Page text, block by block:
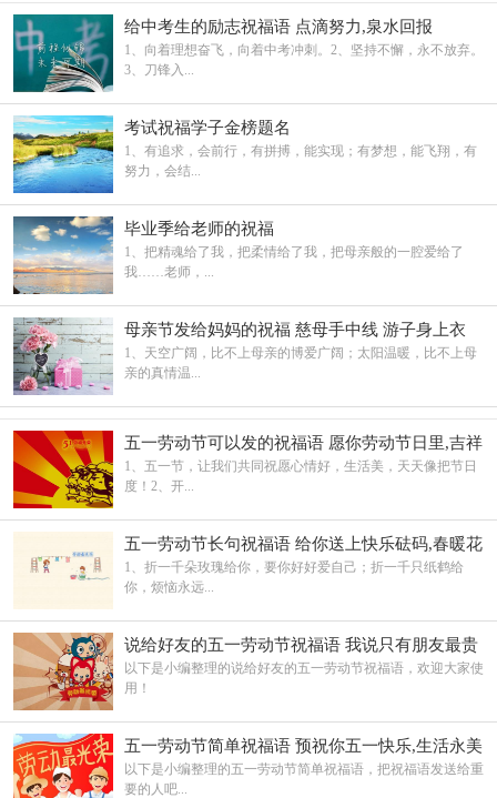
给中考生的励志祝福语 点滴努力,泉水回报
1、向着理想奋飞，向着中考冲刺。2、坚持不懈，永不放弃。
3、刀锋入...
考试祝福学子金榜题名
1、有追求，会前行，有拼搏，能实现；有梦想，能飞翔，有
努力，会结...
毕业季给老师的祝福
1、把精魂给了我，把柔情给了我，把母亲般的一腔爱给了
我……老师，...
母亲节发给妈妈的祝福 慈母手中线 游子身上衣
1、天空广阔，比不上母亲的博爱广阔；太阳温暖，比不上母
亲的真情温...
五一劳动节可以发的祝福语 愿你劳动节日里,吉祥
快乐身边绕
1、五一节，让我们共同祝愿心情好，生活美，天天像把节日
度！2、开...
五一劳动节长句祝福语 给你送上快乐砝码,春暖花
开五一假
1、折一千朵玫瑰给你，要你好好爱自己；折一千只纸鹤给
你，烦恼永远...
说给好友的五一劳动节祝福语 我说只有朋友最贵
重,劳动节快乐
以下是小编整理的说给好友的五一劳动节祝福语，欢迎大家使
用！
五一劳动节简单祝福语 预祝你五一快乐,生活永美
好
以下是小编整理的五一劳动节简单祝福语，把祝福语发送给重
要的人吧...